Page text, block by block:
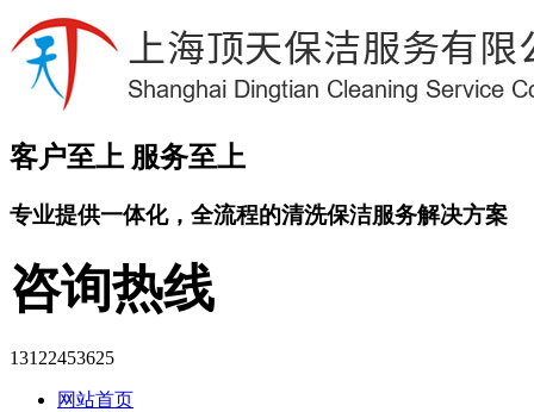
客户至上 服务至上
专业提供一体化，全流程的清洗保洁服务解决方案
咨询热线
13122453625
网站首页